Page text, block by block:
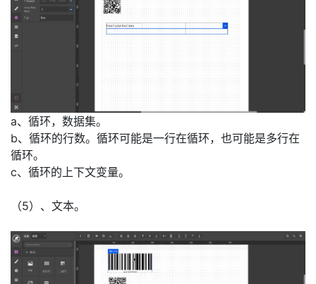
a、循环，数据集。
b、循环的行数。循环可能是一行在循环，也可能是多行在
循环。
c、循环的上下文变量。
（5）、文本。